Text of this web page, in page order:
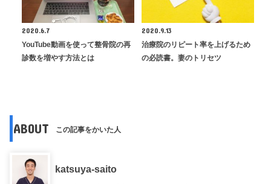
2020.6.7
YouTube動画を使って整骨院の再
診数を増やす方法とは
2020.9.13
治療院のリピート率を上げるため
の必読書。妻のトリセツ
ABOUT この記事をかいた人
katsuya-saito